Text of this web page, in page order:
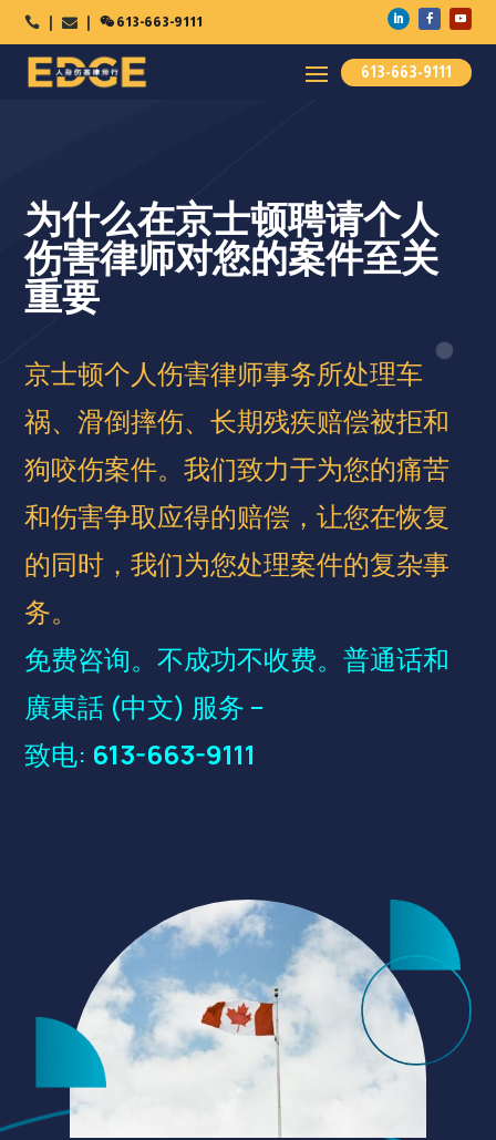
   613-663-9111
613-663-9111
为什么在京士顿聘请个人
伤害律师对您的案件至关
重要
京士顿个人伤害律师事务所处理车
祸、滑倒摔伤、长期残疾赔偿被拒和
狗咬伤案件。我们致力于为您的痛苦
和伤害争取应得的赔偿，让您在恢复
的同时，我们为您处理案件的复杂事
务。
免费咨询。不成功不收费。普通话和
廣東話 (中文) 服务 –
致电: 613-663-9111